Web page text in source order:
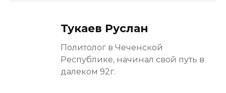
Тукаев Руслан
Политолог в Чеченской
Республике, начинал свой путь в
далеком 92г.